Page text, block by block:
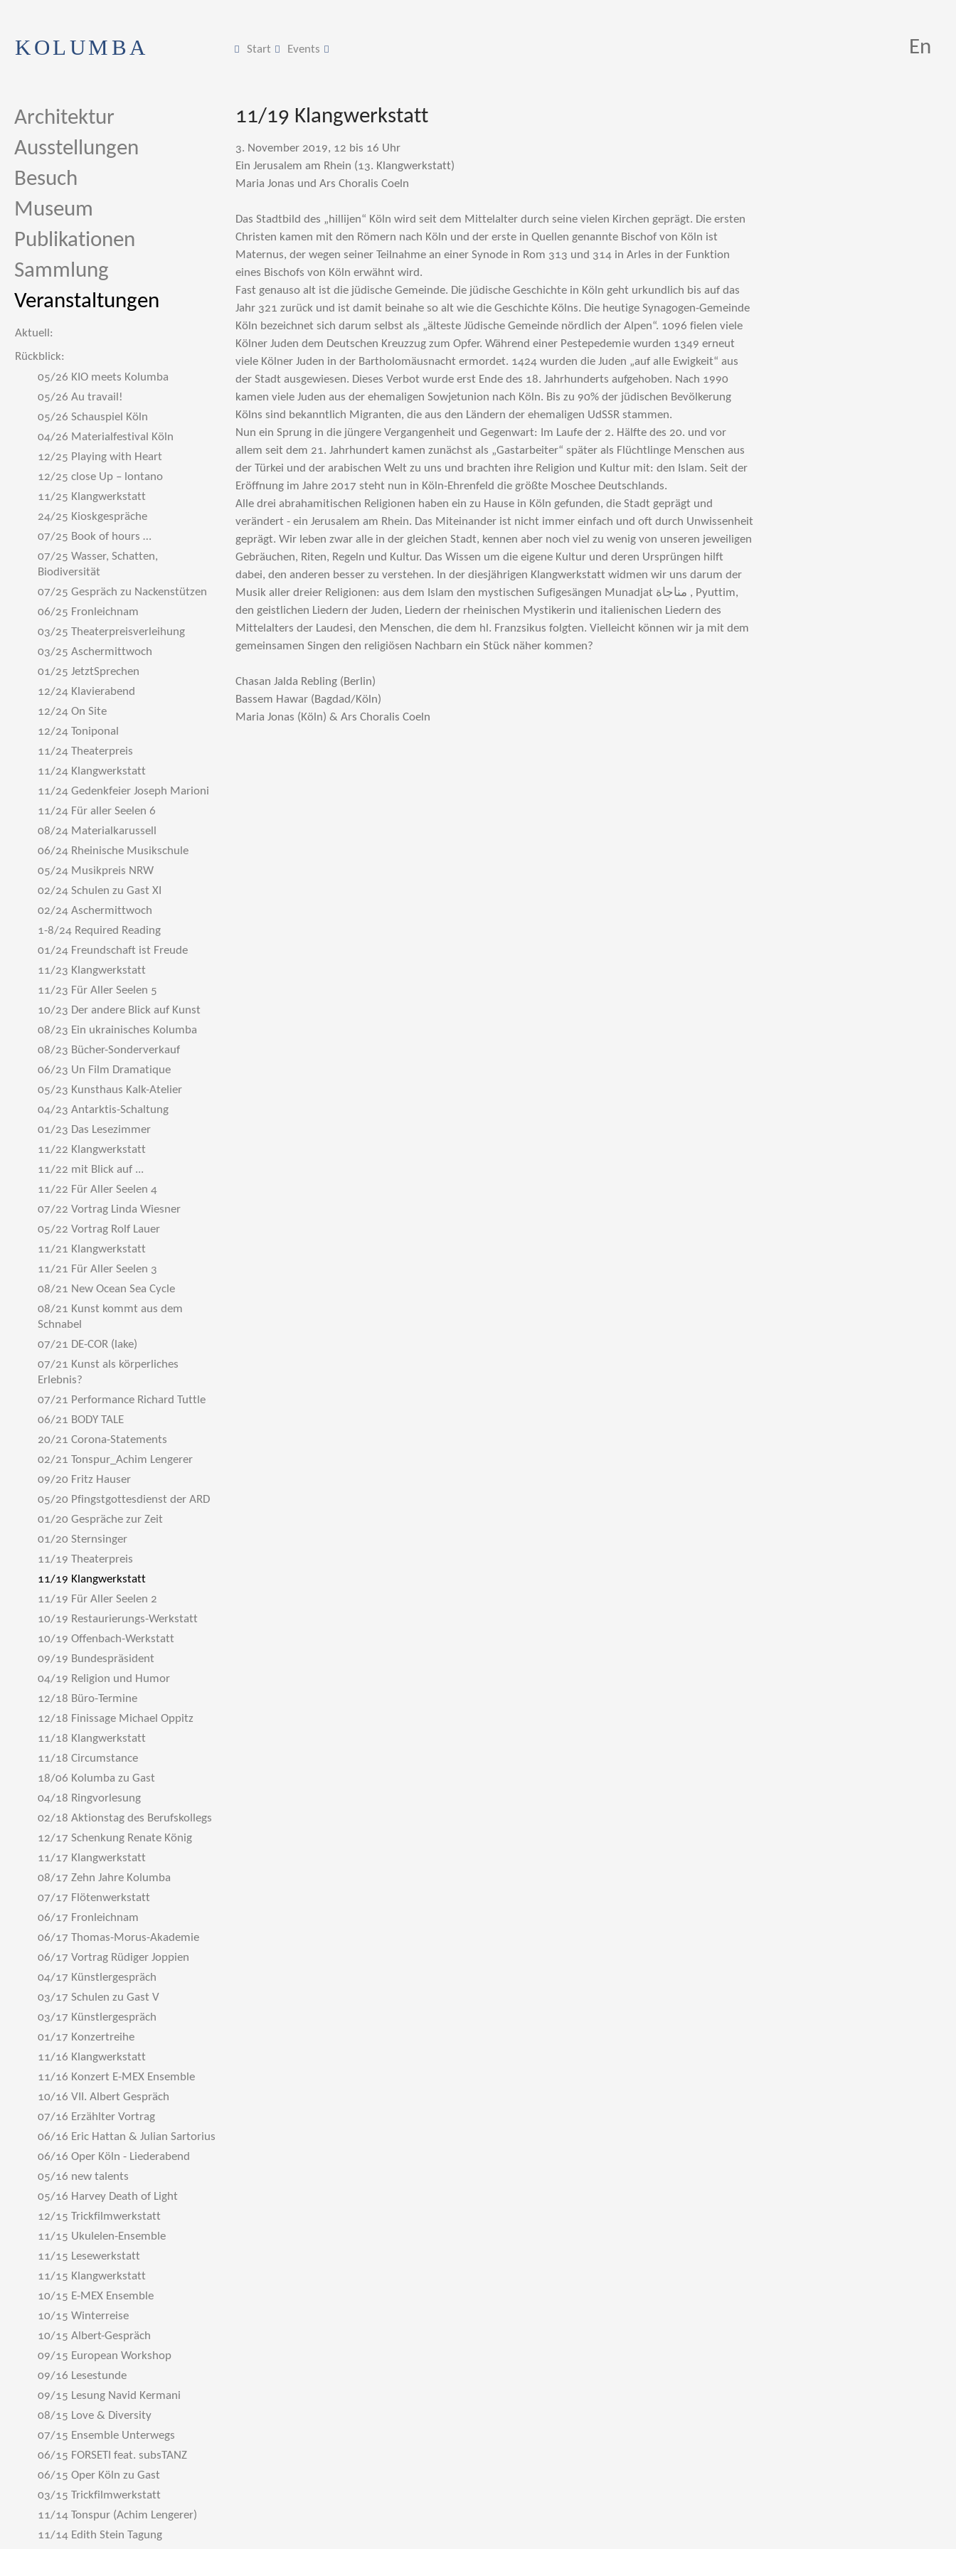
KOLUMBA Start Events En
Architektur
Ausstellungen
Besuch
Museum
Publikationen
Sammlung
Veranstaltungen
Aktuell:
Rückblick:
05/26 KIO meets Kolumba
05/26 Au travail!
05/26 Schauspiel Köln
04/26 Materialfestival Köln
12/25 Playing with Heart
12/25 close Up – lontano
11/25 Klangwerkstatt
24/25 Kioskgespräche
07/25 Book of hours …
07/25 Wasser, Schatten,
Biodiversität
07/25 Gespräch zu Nackenstützen
06/25 Fronleichnam
03/25 Theaterpreisverleihung
03/25 Aschermittwoch
01/25 JetztSprechen
12/24 Klavierabend
12/24 On Site
12/24 Toniponal
11/24 Theaterpreis
11/24 Klangwerkstatt
11/24 Gedenkfeier Joseph Marioni
11/24 Für aller Seelen 6
08/24 Materialkarussell
06/24 Rheinische Musikschule
05/24 Musikpreis NRW
02/24 Schulen zu Gast XI
02/24 Aschermittwoch
1-8/24 Required Reading
01/24 Freundschaft ist Freude
11/23 Klangwerkstatt
11/23 Für Aller Seelen 5
10/23 Der andere Blick auf Kunst
08/23 Ein ukrainisches Kolumba
08/23 Bücher-Sonderverkauf
06/23 Un Film Dramatique
05/23 Kunsthaus Kalk-Atelier
04/23 Antarktis-Schaltung
01/23 Das Lesezimmer
11/22 Klangwerkstatt
11/22 mit Blick auf ...
11/22 Für Aller Seelen 4
07/22 Vortrag Linda Wiesner
05/22 Vortrag Rolf Lauer
11/21 Klangwerkstatt
11/21 Für Aller Seelen 3
08/21 New Ocean Sea Cycle
08/21 Kunst kommt aus dem
Schnabel
07/21 DE-COR (lake)
07/21 Kunst als körperliches
Erlebnis?
07/21 Performance Richard Tuttle
06/21 BODY TALE
20/21 Corona-Statements
02/21 Tonspur_Achim Lengerer
09/20 Fritz Hauser
05/20 Pfingstgottesdienst der ARD
01/20 Gespräche zur Zeit
01/20 Sternsinger
11/19 Theaterpreis
11/19 Klangwerkstatt
11/19 Für Aller Seelen 2
10/19 Restaurierungs-Werkstatt
10/19 Offenbach-Werkstatt
09/19 Bundespräsident
04/19 Religion und Humor
12/18 Büro-Termine
12/18 Finissage Michael Oppitz
11/18 Klangwerkstatt
11/18 Circumstance
18/06 Kolumba zu Gast
04/18 Ringvorlesung
02/18 Aktionstag des Berufskollegs
12/17 Schenkung Renate König
11/17 Klangwerkstatt
08/17 Zehn Jahre Kolumba
07/17 Flötenwerkstatt
06/17 Fronleichnam
06/17 Thomas-Morus-Akademie
06/17 Vortrag Rüdiger Joppien
04/17 Künstlergespräch
03/17 Schulen zu Gast V
03/17 Künstlergespräch
01/17 Konzertreihe
11/16 Klangwerkstatt
11/16 Konzert E-MEX Ensemble
10/16 VII. Albert Gespräch
07/16 Erzählter Vortrag
06/16 Eric Hattan & Julian Sartorius
06/16 Oper Köln - Liederabend
05/16 new talents
05/16 Harvey Death of Light
12/15 Trickfilmwerkstatt
11/15 Ukulelen-Ensemble
11/15 Lesewerkstatt
11/15 Klangwerkstatt
10/15 E-MEX Ensemble
10/15 Winterreise
10/15 Albert-Gespräch
09/15 European Workshop
09/16 Lesestunde
09/15 Lesung Navid Kermani
08/15 Love & Diversity
07/15 Ensemble Unterwegs
06/15 FORSETI feat. subsTANZ
06/15 Oper Köln zu Gast
03/15 Trickfilmwerkstatt
11/14 Tonspur (Achim Lengerer)
11/14 Edith Stein Tagung
11/19 Klangwerkstatt
3. November 2019, 12 bis 16 Uhr
Ein Jerusalem am Rhein (13. Klangwerkstatt)
Maria Jonas und Ars Choralis Coeln
Das Stadtbild des „hillijen“ Köln wird seit dem Mittelalter durch seine vielen Kirchen geprägt. Die ersten
Christen kamen mit den Römern nach Köln und der erste in Quellen genannte Bischof von Köln ist
Maternus, der wegen seiner Teilnahme an einer Synode in Rom 313 und 314 in Arles in der Funktion
eines Bischofs von Köln erwähnt wird.
Fast genauso alt ist die jüdische Gemeinde. Die jüdische Geschichte in Köln geht urkundlich bis auf das
Jahr 321 zurück und ist damit beinahe so alt wie die Geschichte Kölns. Die heutige Synagogen-Gemeinde
Köln bezeichnet sich darum selbst als „älteste Jüdische Gemeinde nördlich der Alpen“. 1096 fielen viele
Kölner Juden dem Deutschen Kreuzzug zum Opfer. Während einer Pestepedemie wurden 1349 erneut
viele Kölner Juden in der Bartholomäusnacht ermordet. 1424 wurden die Juden „auf alle Ewigkeit“ aus
der Stadt ausgewiesen. Dieses Verbot wurde erst Ende des 18. Jahrhunderts aufgehoben. Nach 1990
kamen viele Juden aus der ehemaligen Sowjetunion nach Köln. Bis zu 90% der jüdischen Bevölkerung
Kölns sind bekanntlich Migranten, die aus den Ländern der ehemaligen UdSSR stammen.
Nun ein Sprung in die jüngere Vergangenheit und Gegenwart: Im Laufe der 2. Hälfte des 20. und vor
allem seit dem 21. Jahrhundert kamen zunächst als „Gastarbeiter“ später als Flüchtlinge Menschen aus
der Türkei und der arabischen Welt zu uns und brachten ihre Religion und Kultur mit: den Islam. Seit der
Eröffnung im Jahre 2017 steht nun in Köln-Ehrenfeld die größte Moschee Deutschlands.
Alle drei abrahamitischen Religionen haben ein zu Hause in Köln gefunden, die Stadt geprägt und
verändert - ein Jerusalem am Rhein. Das Miteinander ist nicht immer einfach und oft durch Unwissenheit
geprägt. Wir leben zwar alle in der gleichen Stadt, kennen aber noch viel zu wenig von unseren jeweiligen
Gebräuchen, Riten, Regeln und Kultur. Das Wissen um die eigene Kultur und deren Ursprüngen hilft
dabei, den anderen besser zu verstehen. In der diesjährigen Klangwerkstatt widmen wir uns darum der
Musik aller dreier Religionen: aus dem Islam den mystischen Sufigesängen Munadjat مناجاة , Pyuttim,
den geistlichen Liedern der Juden, Liedern der rheinischen Mystikerin und italienischen Liedern des
Mittelalters der Laudesi, den Menschen, die dem hl. Franzsikus folgten. Vielleicht können wir ja mit dem
gemeinsamen Singen den religiösen Nachbarn ein Stück näher kommen?
Chasan Jalda Rebling (Berlin)
Bassem Hawar (Bagdad/Köln)
Maria Jonas (Köln) & Ars Choralis Coeln